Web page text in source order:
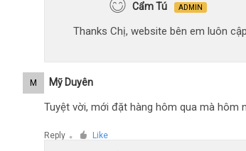
Cẩm Tú ADMIN
Thanks Chị, website bên em luôn
M Mỹ Duyên
Tuyệt vời, mới đặt hàng hôm qua mà hôm
Reply ● Like